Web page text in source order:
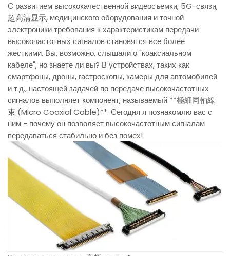
С развитием высококачественной видеосъемки, 5G-связи,
超高清显示, медицинского оборудования и точной
электроники требования к характеристикам передачи
высокочастотных сигналов становятся все более
жесткими. Вы, возможно, слышали о "коаксиальном
кабеле", но знаете ли вы? В устройствах, таких как
смартфоны, дроны, гастроскопы, камеры для автомобилей
и т.д., настоящей задачей по передаче высокочастотных
сигналов выполняет компонент, называемый **極細同軸線
束 (Micro Coaxial Cable)**. Сегодня я познакомлю вас с
ним - почему он позволяет высокочастотным сигналам
передаваться стабильно и без помех!